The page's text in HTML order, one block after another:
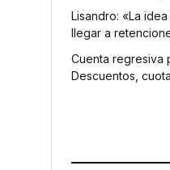
Lisandro: «La
llegar a
Cuenta regresiva
Descuentos,